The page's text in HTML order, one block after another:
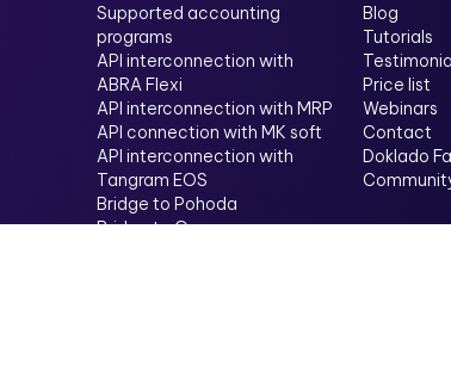
Supported accounting
programs
API interconnection with
ABRA Flexi
API interconnection with MRP
API connection with MK soft
API interconnection with
Tangram EOS
Bridge to Pohoda
Bridge to Omega
Blog
Tutorials
Price list
Webinars
Contact
Doklado